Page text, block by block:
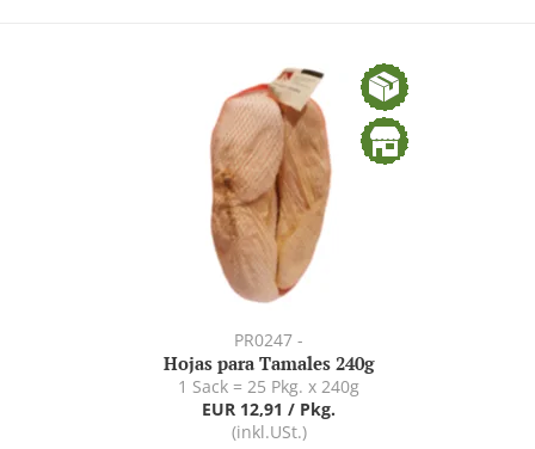
PR0247 -
Hojas para Tamales 240g
1 Sack = 25 Pkg. x 240g
EUR 12,91 / Pkg.
(inkl.USt.)